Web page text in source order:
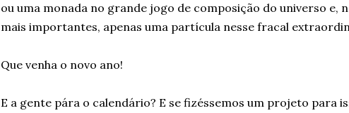
ou uma monada no grande jogo de composição do universo e,
mais importantes, apenas uma partícula nesse fracal
Que venha o novo ano!
E a gente pára o calendário? E se fizéssemos um projeto para